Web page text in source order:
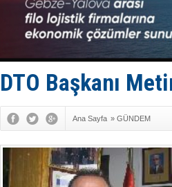
DTO Başkanı
Ana Sayfa » GÜNDEM